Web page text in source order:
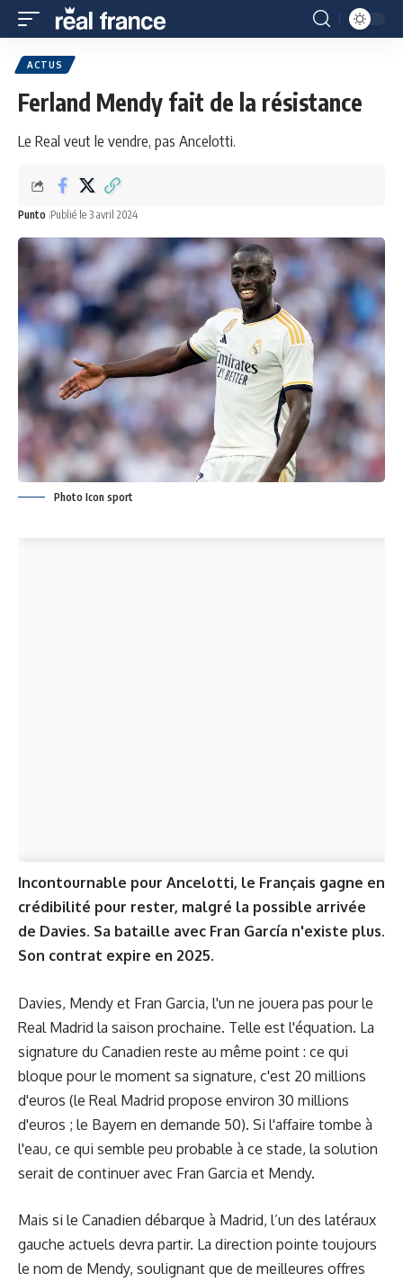
ACTUS
Ferland Mendy fait de la résistance
Le Real veut le vendre, pas Ancelotti.
Punto Publié le 3 avril 2024
Photo Icon sport
Incontournable pour Ancelotti, le Français gagne en
crédibilité pour rester, malgré la possible arrivée
de Davies. Sa bataille avec Fran García n'existe plus.
Son contrat expire en 2025.
Davies, Mendy et Fran Garcia, l'un ne jouera pas pour le
Real Madrid la saison prochaine. Telle est l'équation. La
signature du Canadien reste au même point : ce qui
bloque pour le moment sa signature, c'est 20 millions
d'euros (le Real Madrid propose environ 30 millions
d'euros ; le Bayern en demande 50). Si l'affaire tombe à
l'eau, ce qui semble peu probable à ce stade, la solution
serait de continuer avec Fran Garcia et Mendy.
Mais si le Canadien débarque à Madrid, l’un des latéraux
gauche actuels devra partir. La direction pointe toujours
le nom de Mendy, soulignant que de meilleures offres